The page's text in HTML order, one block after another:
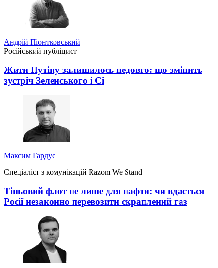
Андрій Піонтковський
Російський публіцист
Жити Путіну залишилось недовго: що змінить
зустріч Зеленського і Сі
Максим Гардус
Спеціаліст з комунікацій Razom We Stand
Тіньовий флот не лише для нафти: чи вдасться
Росії незаконно перевозити скраплений газ